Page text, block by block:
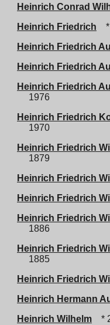
Heinrich Conrad
Heinrich Friedrich
Heinrich Friedrich
Heinrich Friedrich
Heinrich Friedrich
1976
Heinrich Friedrich
1970
Heinrich Friedrich
1879
Heinrich Friedrich
Heinrich Friedrich
Heinrich Friedrich
1886
Heinrich Friedrich
1885
Heinrich Friedrich
Heinrich Hermann
Heinrich Wilhelm
*